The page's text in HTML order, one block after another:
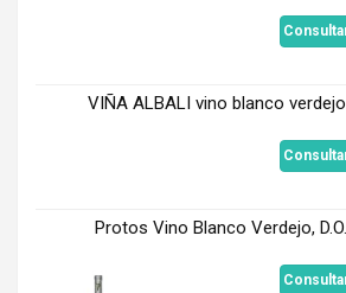
VIÑA ALBALI vino blanco
Protos Vino Blanco Verdejo,